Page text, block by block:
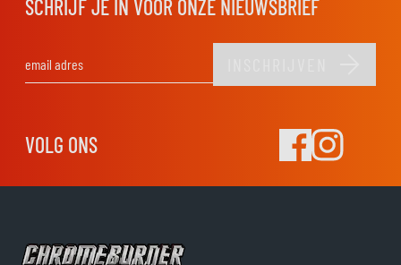
SCHRIJF JE IN VOOR ONZE NIEUWSBRIEF
VOLG ONS